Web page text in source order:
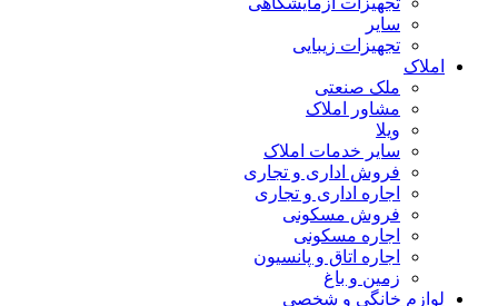
سایر
تجهیزات زیبایی
املاک
ملک صنعتی
مشاور املاک
ویلا
سایر خدمات املاک
فروش اداری و تجاری
اجاره اداری و تجاری
فروش مسکونی
اجاره مسکونی
اجاره اتاق و پانسیون
زمین و باغ
لوازم خانگی و شخصی